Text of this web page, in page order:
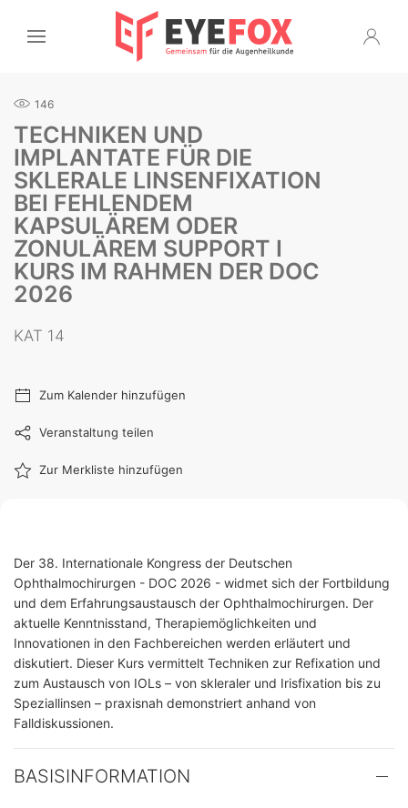
146
TECHNIKEN UND
IMPLANTATE FÜR DIE
SKLERALE LINSENFIXATION
BEI FEHLENDEM
KAPSULÄREM ODER
ZONULÄREM SUPPORT I
KURS IM RAHMEN DER DOC
2026
KAT 14
Zum Kalender hinzufügen
Veranstaltung teilen
Zur Merkliste hinzufügen
Der 38. Internationale Kongress der Deutschen
Ophthalmochirurgen - DOC 2026 - widmet sich der Fortbildung
und dem Erfahrungsaustausch der Ophthalmochirurgen. Der
aktuelle Kenntnisstand, Therapiemöglichkeiten und
Innovationen in den Fachbereichen werden erläutert und
diskutiert. Dieser Kurs vermittelt Techniken zur Refixation und
zum Austausch von IOLs – von skleraler und Irisfixation bis zu
Speziallinsen – praxisnah demonstriert anhand von
Falldiskussionen.
BASISINFORMATION